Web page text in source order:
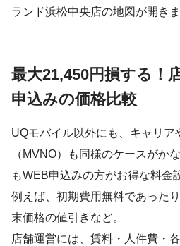
ランド浜松中央店の地図が開きま
最大21,450円損する！
申込みの価格比較
UQモバイル以外にも、キャリア
（MVNO）も同様のケースがか
もWEB申込みの方がお得な料金
例えば、初期費用無料であった
末価格の値引きなど。
店舗運営には、賃料・人件費・